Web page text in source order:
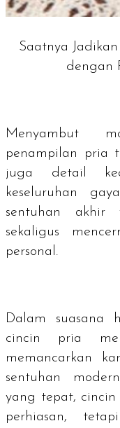
Saatnya
dengan
Menyambut
penampilan pria
juga detail
keseluruhan
sentuhan akhir
sekaligus
personal.
Dalam suasana
cincin pria
memancarkan
sentuhan
yang tepat, cincin
perhiasan,